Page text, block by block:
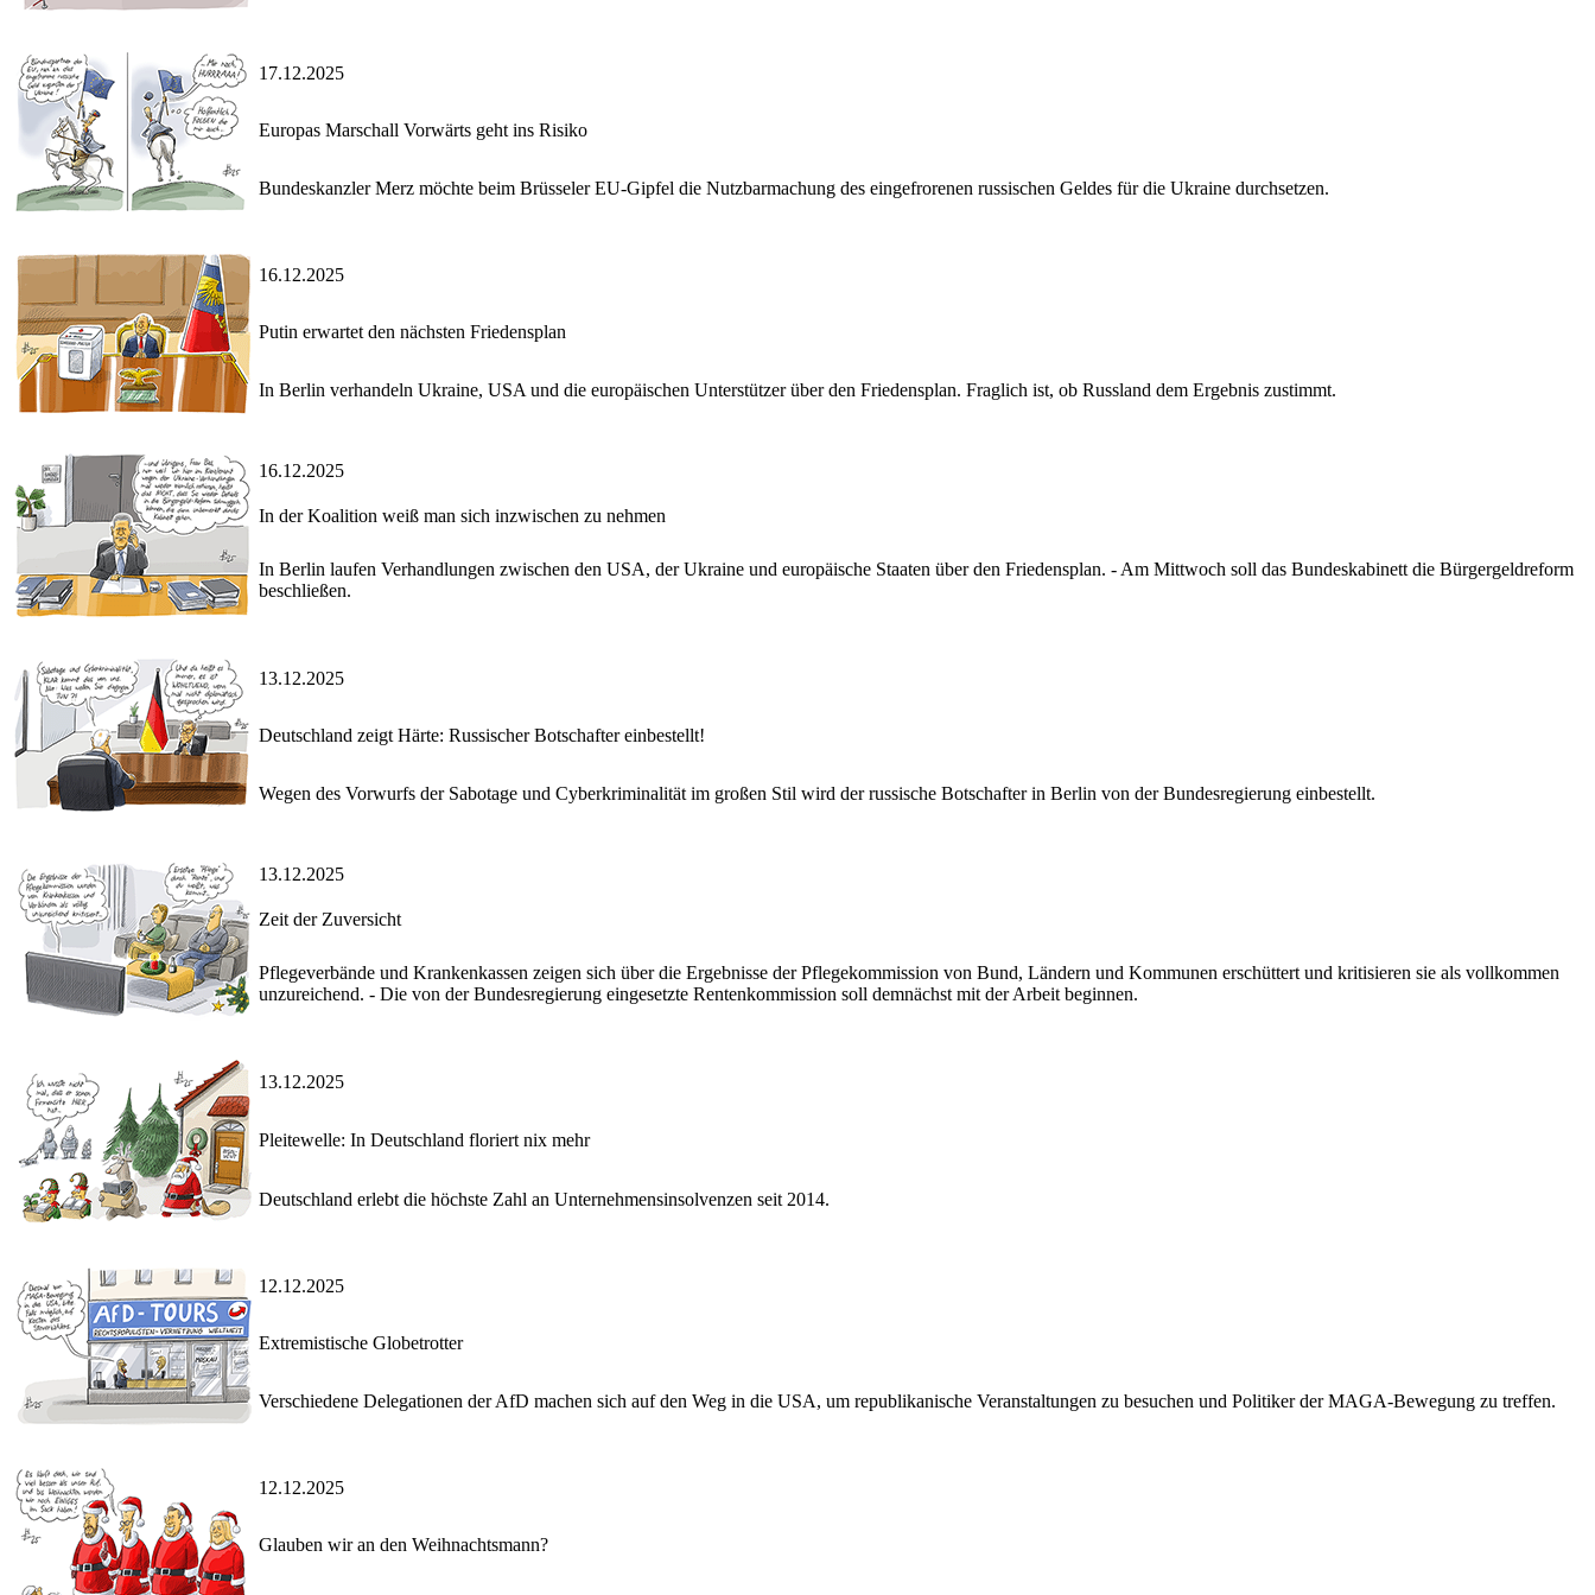
17.12.2025
Europas Marschall Vorwärts geht ins Risiko
Bundeskanzler Merz möchte beim Brüsseler EU-Gipfel die Nutzbarmachung des eingefrorenen russischen Geldes für die Ukraine durchsetzen.
16.12.2025
Putin erwartet den nächsten Friedensplan
In Berlin verhandeln Ukraine, USA und die europäischen Unterstützer über den Friedensplan. Fraglich ist, ob Russland dem Ergebnis zustimmt.
16.12.2025
In der Koalition weiß man sich inzwischen zu nehmen
In Berlin laufen Verhandlungen zwischen den USA, der Ukraine und europäische Staaten über den Friedensplan. - Am Mittwoch soll das Bundeskabinett die Bürgergeldreform
beschließen.
13.12.2025
Deutschland zeigt Härte: Russischer Botschafter einbestellt!
Wegen des Vorwurfs der Sabotage und Cyberkriminalität im großen Stil wird der russische Botschafter in Berlin von der Bundesregierung einbestellt.
13.12.2025
Zeit der Zuversicht
Pflegeverbände und Krankenkassen zeigen sich über die Ergebnisse der Pflegekommission von Bund, Ländern und Kommunen erschüttert und kritisieren sie als vollkommen
unzureichend. - Die von der Bundesregierung eingesetzte Rentenkommission soll demnächst mit der Arbeit beginnen.
13.12.2025
Pleitewelle: In Deutschland floriert nix mehr
Deutschland erlebt die höchste Zahl an Unternehmensinsolvenzen seit 2014.
12.12.2025
Extremistische Globetrotter
Verschiedene Delegationen der AfD machen sich auf den Weg in die USA, um republikanische Veranstaltungen zu besuchen und Politiker der MAGA-Bewegung zu treffen.
12.12.2025
Glauben wir an den Weihnachtsmann?